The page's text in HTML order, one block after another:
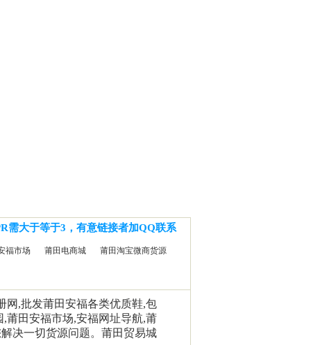
需大于等于3，有意链接者加QQ联系
福市场 莆田电商城 莆田淘宝微商货源
网,批发莆田安福各类优质鞋,包
莆田安福市场,安福网址导航,莆
决一切货源问题。莆田贸易城